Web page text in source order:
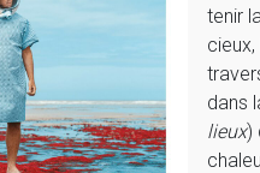
tenir
dans
lieux)